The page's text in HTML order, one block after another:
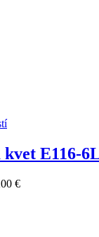
E116-
€Price